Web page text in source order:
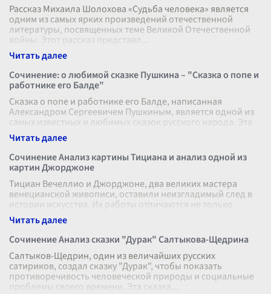
Рассказ Михаила Шолохова «Судьба человека» является
одним из самых ярких произведений отечественной
литературы, посвященных теме Великой Отечественной
войны. Этот рассказ представл
Сочинение: о любимой сказке Пушкина – "Сказка о попе и
работнике его Балде"
Сказка о попе и работнике его Балде, написанная
Александром Сергеевичем Пушкиным, является одной из
самых известных и любимых сказок русского народа. Эта
история полна юмора, хитро
Сочинение Анализ картины Тициана и анализ одной из
картин Джорджоне
Тициан Вечеллио и Джорджоне, два великих мастера
венецианской живописи, оставили неизгладимый след в
истории искусства. Их работы отличаются не только
выдающейся техникой, но и глу
Сочинение Анализ сказки "Дурак" Салтыкова-Щедрина
Салтыков-Щедрин, один из величайших русских
сатириков, создал сказку "Дурак", чтобы показать
противоречивость человеческой природы и социальные
проблемы своего времени. Эта сказка,